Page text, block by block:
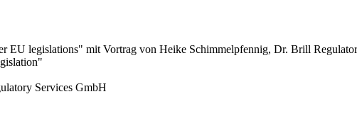
EU legislations" mit Vortrag von Heike Schimmelpfennig, Dr. Brill
Services GmbH